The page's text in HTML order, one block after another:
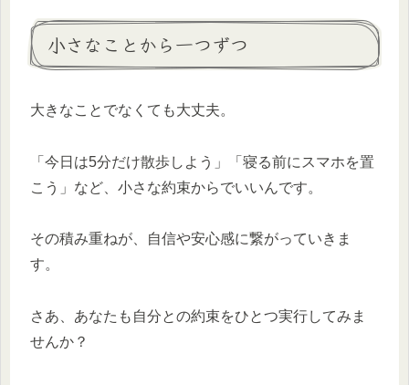
小さなことから一つずつ
大きなことでなくても大丈夫。
「今日は5分だけ散歩しよう」「寝る前にスマホを置
こう」など、小さな約束からでいいんです。
その積み重ねが、自信や安心感に繋がっていきま
す。
さあ、あなたも自分との約束をひとつ実行してみま
せんか？